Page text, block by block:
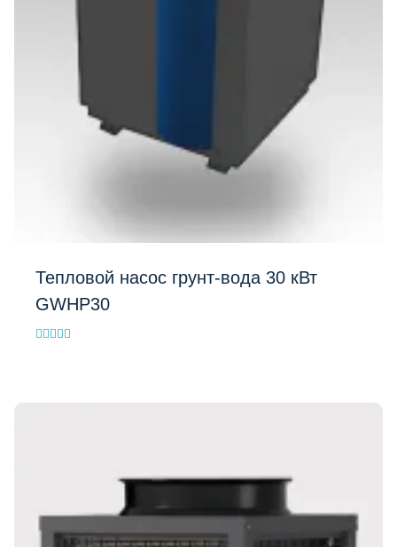
Тепловой насос грунт-вода 30 кВт
GWHP30